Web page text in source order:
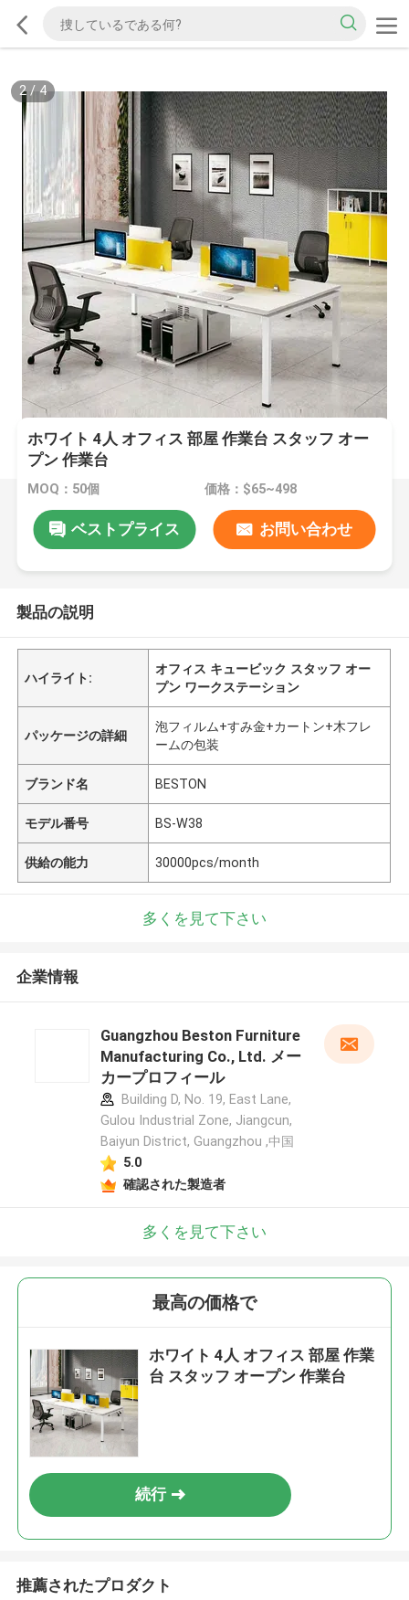
2/4
ホワイト 4人 オフィス 部屋 作業台 スタッフ オー
プン 作業台
MOQ：50個 価格：$65~498
ベストプライス お問い合わせ
製品の説明
ハイライト:
オフィス キュービック スタッフ オー
プン ワークステーション
パッケージの詳細
泡フィルム+すみ金+カートン+木フレ
ームの包装
ブランド名 BESTON
モデル番号 BS-W38
供給の能力 30000pcs/month
多くを見て下さい
企業情報
Guangzhou Beston Furniture
Manufacturing Co., Ltd. メー
カープロフィール
Building D, No. 19, East Lane,
Gulou Industrial Zone, Jiangcun,
Baiyun District, Guangzhou ,中国
5.0
確認された製造者
多くを見て下さい
最高の価格で
ホワイト 4人 オフィス 部屋 作業
台 スタッフ オープン 作業台
続行
推薦されたプロダクト